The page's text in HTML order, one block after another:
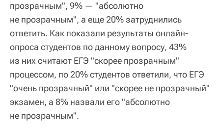
прозрачным", 9% — "абсолютно
не прозрачным", а еще 20% затруднились
ответить. Как показали результаты онлайн-
опроса студентов по данному вопросу, 43%
из них считают ЕГЭ "скорее прозрачным"
процессом, по 20% студентов ответили, что ЕГЭ
"очень прозрачный" или "скорее не прозрачный"
экзамен, а 8% назвали его "абсолютно
не прозрачным".